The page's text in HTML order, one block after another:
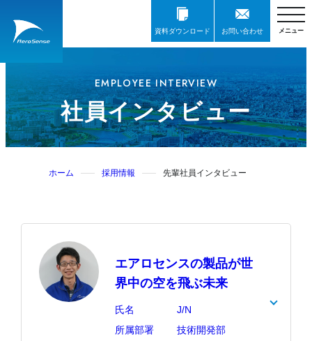
資料ダウンロード お問い合わせ
EMPLOYEE INTERVIEW
社員インタビュー
ホーム 採用情報 先輩社員インタビュー
エアロセンスの製品が世
界中の空を飛ぶ未来
氏名
J/N
所属部署
技術開発部